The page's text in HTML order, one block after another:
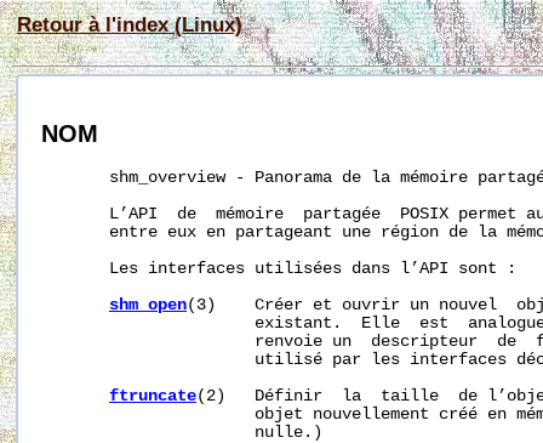
Retour à l'index (Linux)
NOM
shm_overview - Panorama de la mémoire
L’API  de  mémoire  partagée  POSIX permet
entre eux en partageant une région de la
       Les interfaces utilisées dans l’API sont :
shm_open(3)    Créer et ouvrir un nouvel
existant.  Elle  est
renvoie un  descripteur  de
utilisé par les interfaces
ftruncate(2)   Définir  la  taille  de l’objet
objet nouvellement créé en
                      nulle.)